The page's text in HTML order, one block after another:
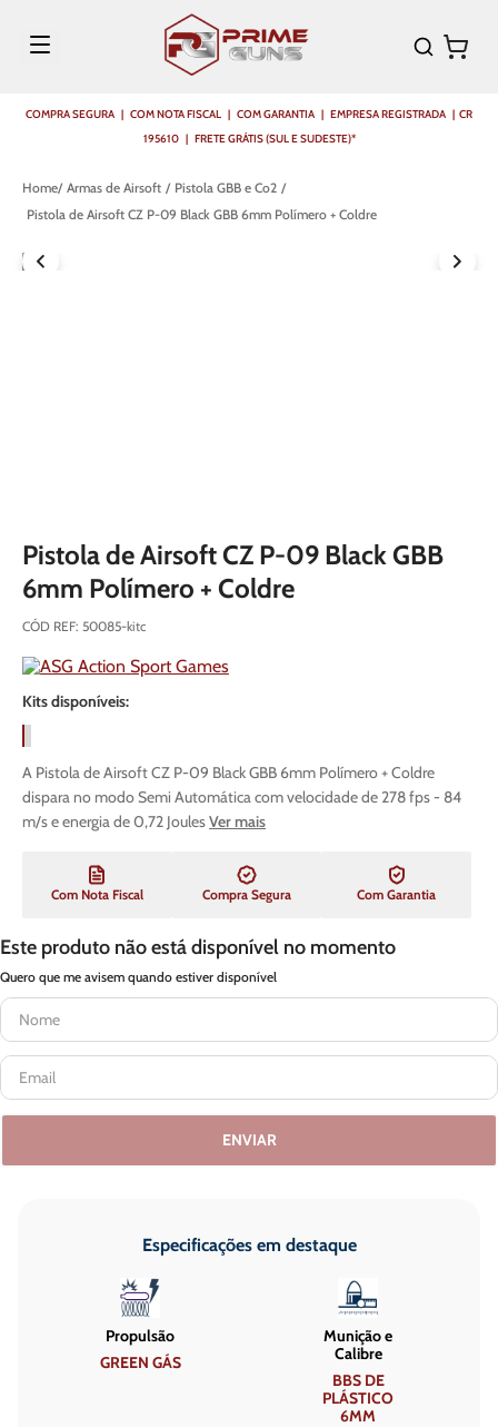
COMPRA SEGURA | COM NOTA FISCAL | COM GARANTIA | EMPRESA REGISTRADA | CR
195610 | FRETE GRÁTIS (SUL E SUDESTE)*
Armas de Airsoft
Pistola GBB e Co2
Pistola de Airsoft CZ P-09 Black GBB 6mm Polímero + Coldre
Pistola de Airsoft CZ P-09 Black GBB
6mm Polímero + Coldre
CÓD REF: 50085-kitc
Kits disponíveis:
A Pistola de Airsoft CZ P-09 Black GBB 6mm Polímero + Coldre
dispara no modo Semi Automática com velocidade de 278 fps - 84
m/s e energia de 0,72 JoulesVer mais
Com Nota Fiscal Compra Segura Com Garantia
Este produto não está disponível no momento
Quero que me avisem quando estiver disponível
ENVIAR
Especificações em destaque
Propulsão
GREEN GÁS
Munição e
Calibre
BBS DE
PLÁSTICO
6MM